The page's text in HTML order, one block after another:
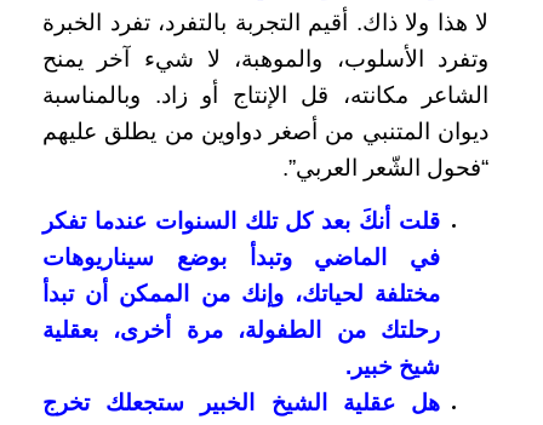
لا هذا ولا ذاك. أقيم التجربة بالتفرد، تفرد الخبرة
وتفرد الأسلوب، والموهبة، لا شيء آخر يمنح
الشاعر مكانته، قل الإنتاج أو زاد. وبالمناسبة
ديوان المتنبي من أصغر دواوين من يطلق عليهم
“فحول الشّعر العربي”.
قلت أنكَ بعد كل تلك السنوات عندما تفكر
في الماضي وتبدأ بوضع سيناريوهات
مختلفة لحياتك، وإنك من الممكن أن تبدأ
رحلتك من الطفولة، مرة أخرى، بعقلية
شيخ خبير.
هل عقلية الشيخ الخبير ستجعلك تخرج